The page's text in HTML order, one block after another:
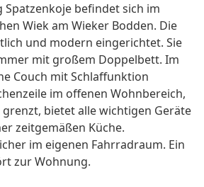
Spatzenkoje befindet sich im
Wiek am Wieker Bodden. Die
und modern eingerichtet. Sie
mit großem Doppelbett. Im
Couch mit Schlaffunktion
im offenen Wohnbereich,
grenzt, bietet alle wichtigen Geräte
zeitgemäßen Küche.
im eigenen Fahrradraum. Ein
zur Wohnung.